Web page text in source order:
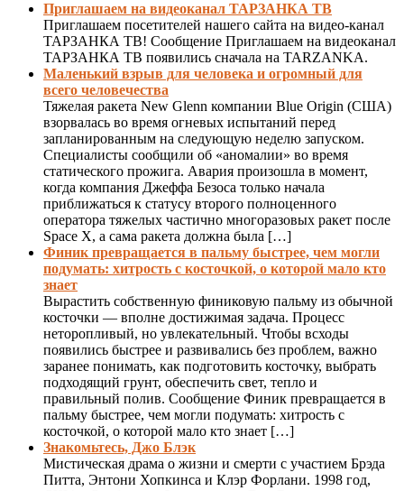
Приглашаем на видеоканал ТАРЗАНКА ТВ
Приглашаем посетителей нашего сайта на видео-канал
ТАРЗАНКА ТВ! Сообщение Приглашаем на видеоканал
ТАРЗАНКА ТВ появились сначала на TARZANKA.
Маленький взрыв для человека и огромный для
всего человечества
Тяжелая ракета New Glenn компании Blue Origin (США)
взорвалась во время огневых испытаний перед
запланированным на следующую неделю запуском.
Специалисты сообщили об «аномалии» во время
статического прожига. Авария произошла в момент,
когда компания Джеффа Безоса только начала
приближаться к статусу второго полноценного
оператора тяжелых частично многоразовых ракет после
Space X, а сама ракета должна была […]
Финик превращается в пальму быстрее, чем могли
подумать: хитрость с косточкой, о которой мало кто
знает
Вырастить собственную финиковую пальму из обычной
косточки — вполне достижимая задача. Процесс
неторопливый, но увлекательный. Чтобы всходы
появились быстрее и развивались без проблем, важно
заранее понимать, как подготовить косточку, выбрать
подходящий грунт, обеспечить свет, тепло и
правильный полив. Сообщение Финик превращается в
пальму быстрее, чем могли подумать: хитрость с
косточкой, о которой мало кто знает […]
Знакомьтесь, Джо Блэк
Мистическая драма о жизни и смерти с участием Брэда
Питта, Энтони Хопкинса и Клэр Форлани. 1998 год,